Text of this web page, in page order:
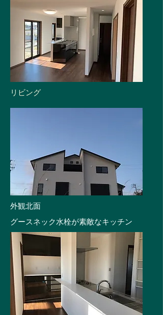
​リビング
​外観北面
​グースネック水栓が素敵なキッチン